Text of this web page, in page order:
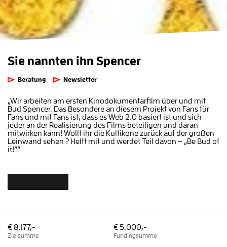
Sie nannten ihn Spencer
Beratung Newsletter
„Wir arbeiten am ersten Kinodokumentarfilm über und mit
Bud Spencer. Das Besondere an diesem Projekt von Fans für
Fans und mit Fans ist, dass es Web 2.0 basiert ist und sich
jeder an der Realisierung des Films beteiligen und daran
mitwirken kann! Wollt ihr die Kultikone zurück auf der großen
Leinwand sehen ? Helft mit und werdet Teil davon – „Be Bud of
it!““
€ 8.177,-
Zielsumme
€ 5.000,-
Fundingsumme